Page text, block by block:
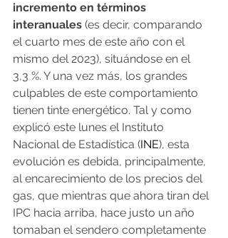
incremento en términos
interanuales (es decir, comparando
el cuarto mes de este año con el
mismo del 2023), situándose en el
3,3 %. Y una vez más, los grandes
culpables de este comportamiento
tienen tinte energético. Tal y como
explicó este lunes el Instituto
Nacional de Estadística (INE), esta
evolución es debida, principalmente,
al encarecimiento de los precios del
gas, que mientras que ahora tiran del
IPC hacia arriba, hace justo un año
tomaban el sendero completamente